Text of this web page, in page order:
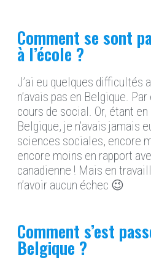
Comment se sont
à l’école ?
J’ai eu quelques difficultés
n’avais pas en Belgique.
cours de social. Or, étant
Belgique, je n’avais jamais
sciences sociales, encore
encore moins en rapport
canadienne ! Mais en
n’avoir aucun échec 😉
Comment s’est
Belgique ?